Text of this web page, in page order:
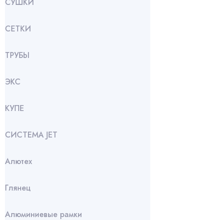
СЕТКИ
ТРУБЫ
ЭКС
КУПЕ
СИСТЕМА JET
Алютех
Глянец
Алюминиевые рамки